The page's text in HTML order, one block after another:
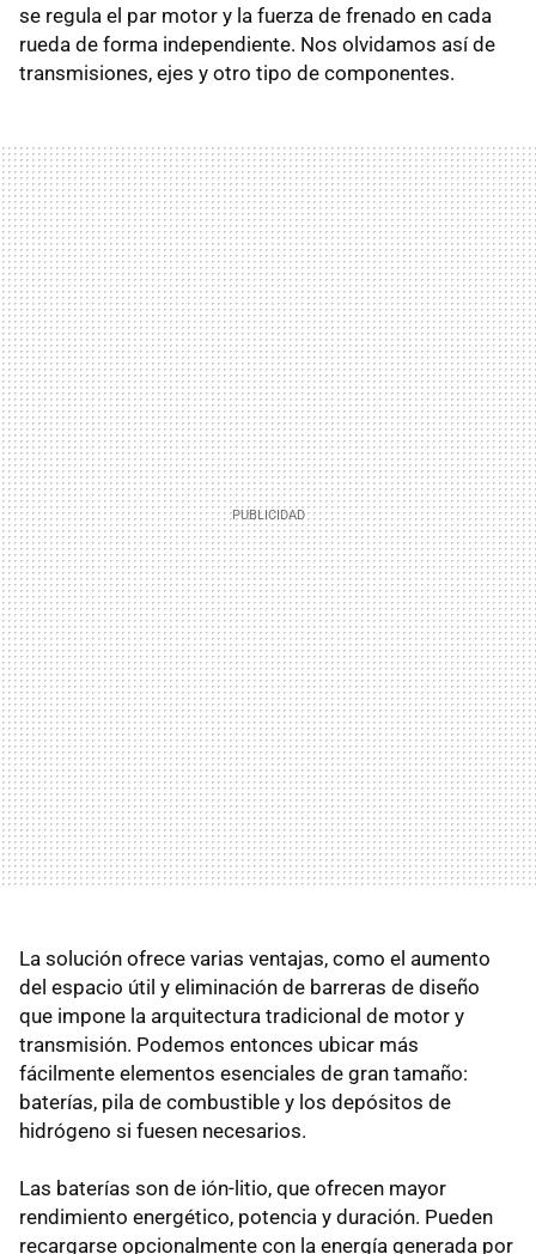
se regula el par motor y la fuerza de frenado en cada
rueda de forma independiente. Nos olvidamos así de
transmisiones, ejes y otro tipo de componentes.
La solución ofrece varias ventajas, como el aumento
del espacio útil y eliminación de barreras de diseño
que impone la arquitectura tradicional de motor y
transmisión. Podemos entonces ubicar más
fácilmente elementos esenciales de gran tamaño:
baterías, pila de combustible y los depósitos de
hidrógeno si fuesen necesarios.
Las baterías son de ión-litio, que ofrecen mayor
rendimiento energético, potencia y duración. Pueden
recargarse opcionalmente con la energía generada por